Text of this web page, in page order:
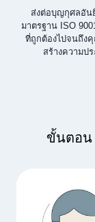
ส่งต่อบุญกุศลอัน
มาตรฐาน ISO
ที่ถูกต้องไปจนถึง
สร้างความป
ขั้นตอน